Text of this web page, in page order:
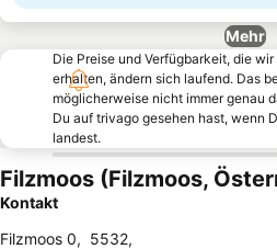
Mehr
Die Preise und Verfügbarkeit, die
erhalten, ändern sich laufend. Das
möglicherweise nicht immer genau
Du auf trivago gesehen hast, wenn
landest.
Filzmoos (Filzmoos,
Kontakt
Filzmoos 0, 5532,